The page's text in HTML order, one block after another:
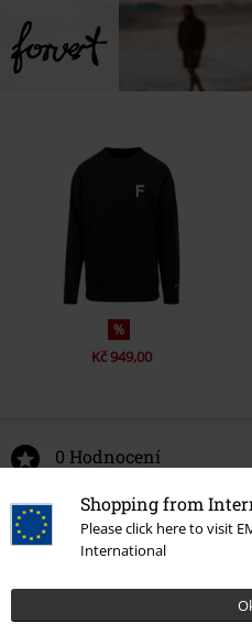
Shopping from
Please click here to visit
International
%
Kč 949,00
0 Hodnocení
Podělte se o váš názor
Napsat hodnocení